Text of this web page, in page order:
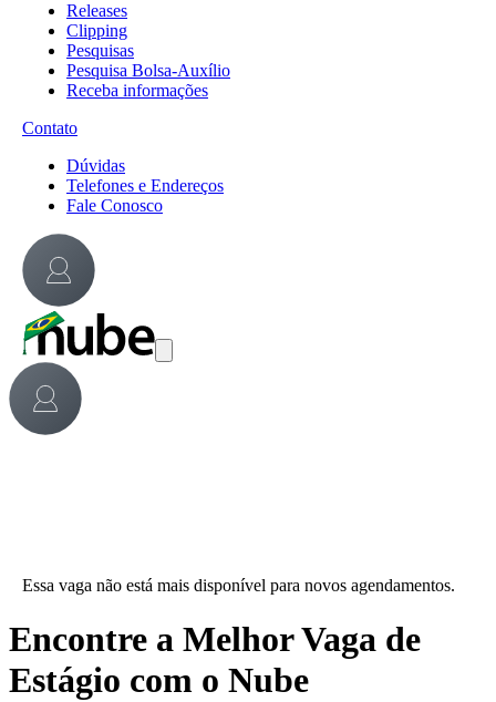
Releases
Clipping
Pesquisas
Pesquisa Bolsa-Auxílio
Receba informações
Contato
Dúvidas
Telefones e Endereços
Fale Conosco
Essa vaga não está mais disponível para novos agendamentos.
Encontre a Melhor Vaga de
Estágio com o Nube